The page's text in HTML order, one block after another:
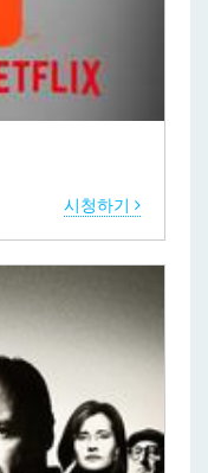
시청하기